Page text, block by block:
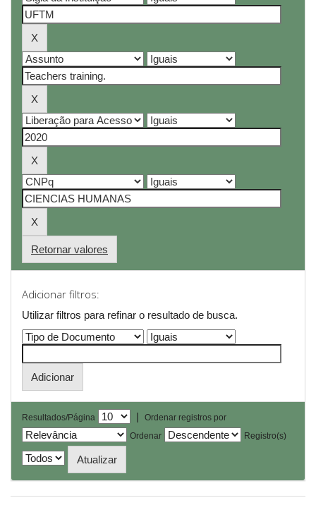
Retornar valores
Adicionar filtros:
Utilizar filtros para refinar o resultado de busca.
Resultados/Página |
Ordenar registros por
Ordenar
Registro(s)